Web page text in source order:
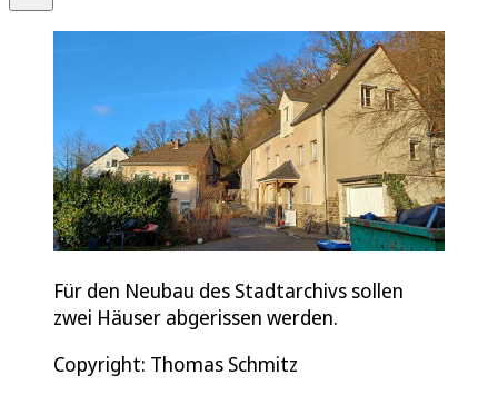
Für den Neubau des Stadtarchivs sollen
zwei Häuser abgerissen werden.
Copyright: Thomas Schmitz